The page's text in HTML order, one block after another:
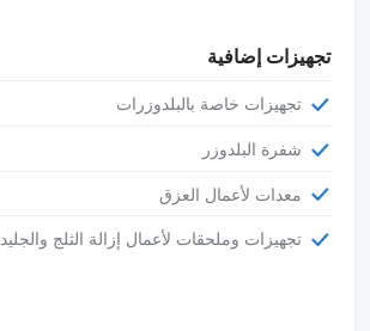
تجهيزات إضافية
تجهيزات خاصة بالبلدوزرات
شفرة البلدوزر
معدات لأعمال العزق
تجهيزات وملحقات لأعمال إزالة الثلج والجليد